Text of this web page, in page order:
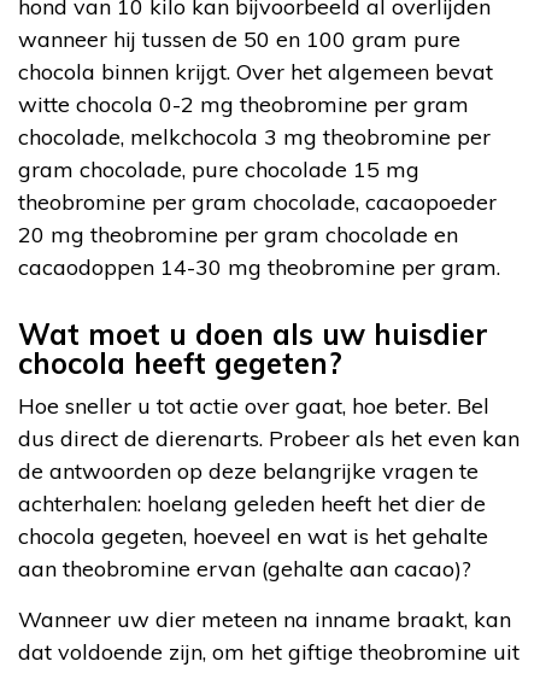
hond van 10 kilo kan bijvoorbeeld al overlijden
wanneer hij tussen de 50 en 100 gram pure
chocola binnen krijgt. Over het algemeen bevat
witte chocola 0-2 mg theobromine per gram
chocolade, melkchocola 3 mg theobromine per
gram chocolade, pure chocolade 15 mg
theobromine per gram chocolade, cacaopoeder
20 mg theobromine per gram chocolade en
cacaodoppen 14-30 mg theobromine per gram.
Wat moet u doen als uw huisdier
chocola heeft gegeten?
Hoe sneller u tot actie over gaat, hoe beter. Bel
dus direct de dierenarts. Probeer als het even kan
de antwoorden op deze belangrijke vragen te
achterhalen: hoelang geleden heeft het dier de
chocola gegeten, hoeveel en wat is het gehalte
aan theobromine ervan (gehalte aan cacao)?
Wanneer uw dier meteen na inname braakt, kan
dat voldoende zijn, om het giftige theobromine uit